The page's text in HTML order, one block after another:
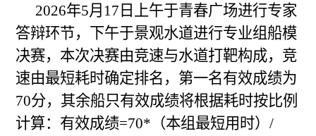
2026年5月17日上午于青春广场进行专家
答辩环节，下午于景观水道进行专业组船模
决赛，本次决赛由竞速与水道打靶构成，竞
速由最短耗时确定排名， 第一名有效成绩为
70分，其余船只有效成绩将根据耗时按比例
计算：有效成绩=70*（本组最短用时）/